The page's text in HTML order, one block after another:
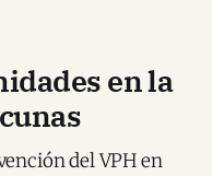
en la
del VPH en